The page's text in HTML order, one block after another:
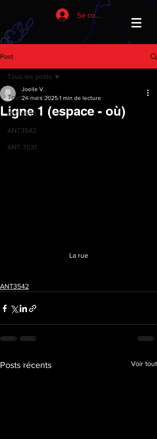
Se connecter
Post
Tous les posts
ANT6933
ANT3542
ANT 3531
Tous les posts
Ligne 1 (espace - où)
Joelle V.
24 mars 2025 1 min de lecture
La rue
ANT3542
Posts récents Voir tout